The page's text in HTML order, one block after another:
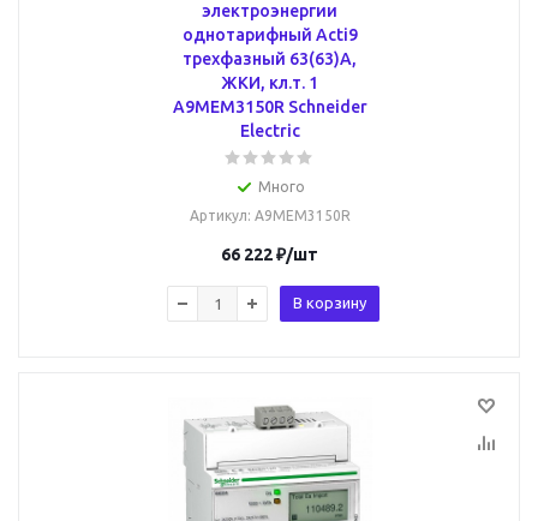
электроэнергии
однотарифный Acti9
трехфазный 63(63)А,
ЖКИ, кл.т. 1
A9MEM3150R Schneider
Electric
Много
Артикул: A9MEM3150R
66 222₽/шт
В корзину